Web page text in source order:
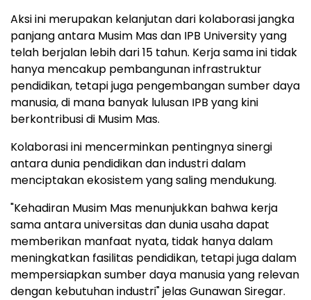
Aksi ini merupakan kelanjutan dari kolaborasi jangka
panjang antara Musim Mas dan IPB University yang
telah berjalan lebih dari 15 tahun. Kerja sama ini tidak
hanya mencakup pembangunan infrastruktur
pendidikan, tetapi juga pengembangan sumber daya
manusia, di mana banyak lulusan IPB yang kini
berkontribusi di Musim Mas.
Kolaborasi ini mencerminkan pentingnya sinergi
antara dunia pendidikan dan industri dalam
menciptakan ekosistem yang saling mendukung.
"Kehadiran Musim Mas menunjukkan bahwa kerja
sama antara universitas dan dunia usaha dapat
memberikan manfaat nyata, tidak hanya dalam
meningkatkan fasilitas pendidikan, tetapi juga dalam
mempersiapkan sumber daya manusia yang relevan
dengan kebutuhan industri" jelas Gunawan Siregar.